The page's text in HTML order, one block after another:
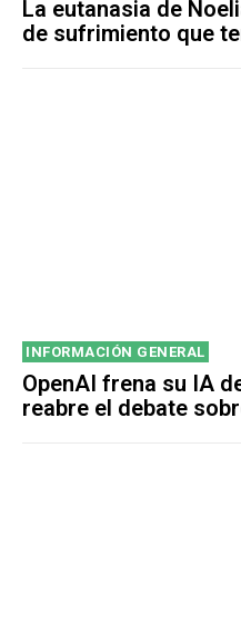
La eutanasia de
de sufrimiento que
INFORMACIÓN GENERAL
OpenAI frena su IA
reabre el debate